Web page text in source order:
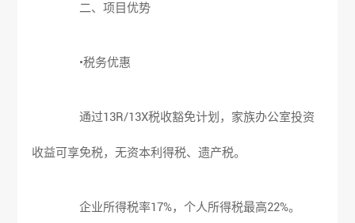
二、项目优势
•税务优惠
通过13R/13X税收豁免计划，家族办公室投资
收益可享免税，无资本利得税、遗产税。
企业所得税率17%，个人所得税最高22%。